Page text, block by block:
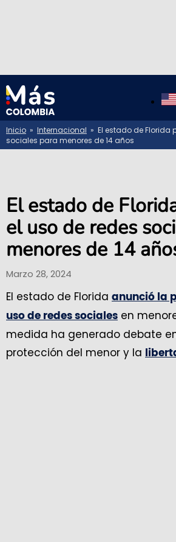
Inicio » Internacional » El estado de Florida
sociales para menores de 14 años
El estado de
el uso de redes
menores de 14
Marzo 28, 2024
El estado de Florida anunció la
uso de redes sociales en
medida ha generado debate
protección del menor y la